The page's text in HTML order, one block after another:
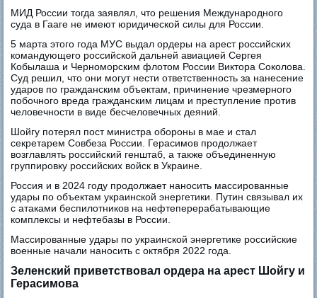
МИД России тогда заявлял, что решения Международного
суда в Гааге не имеют юридической силы для России.
5 марта этого года МУС выдал ордеры на арест российских
командующего российской дальней авиацией Сергея
Кобылаша и Черноморским флотом России Виктора Соколова.
Суд решил, что они могут нести ответственность за нанесение
ударов по гражданским объектам, причинение чрезмерного
побочного вреда гражданским лицам и преступление против
человечности в виде бесчеловечных деяний.
Шойгу потерял пост министра обороны в мае и стал
секретарем Совбеза России. Герасимов продолжает
возглавлять российский генштаб, а также объединенную
группировку российских войск в Украине.
Россия и в 2024 году продолжает наносить массированные
удары по объектам украинской энергетики. Путин связывал их
с атаками беспилотников на нефтеперерабатывающие
комплексы и нефтебазы в России.
Массированные удары по украинской энергетике российские
военные начали наносить с октября 2022 года.
Зеленский приветствовал ордера на арест Шойгу и
Герасимова